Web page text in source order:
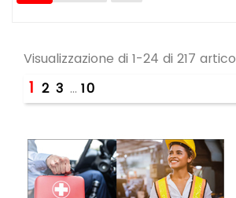
Visualizzazione di 1-24 di 217
1 2 3 … 10